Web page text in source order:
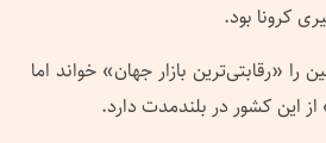
کرونا بود.
«رقابتی‌ترین بازار جهان» خواند اما
این کشور در بلندمدت دارد.